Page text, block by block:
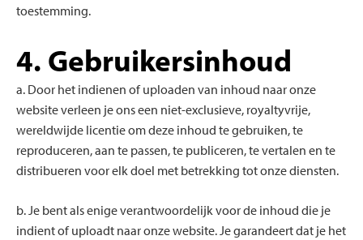
toestemming.
4. Gebruikersinhoud
a. Door het indienen of uploaden van inhoud naar onze
website verleen je ons een niet-exclusieve, royaltyvrije,
wereldwijde licentie om deze inhoud te gebruiken, te
reproduceren, aan te passen, te publiceren, te vertalen en te
distribueren voor elk doel met betrekking tot onze diensten.
b. Je bent als enige verantwoordelijk voor de inhoud die je
indient of uploadt naar onze website. Je garandeert dat je het